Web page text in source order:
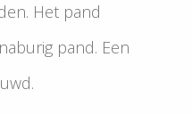
Het pand
pand. Een